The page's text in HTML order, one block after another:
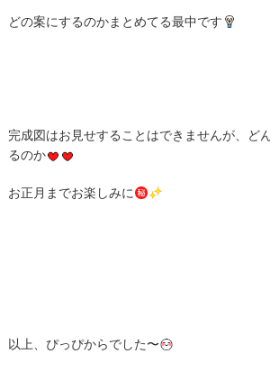
どの案にするのかまとめてる最中です
完成図はお見せすることはできませんが、ど
るのか
お正月までお楽しみに
以上、ぴっぴからでした〜